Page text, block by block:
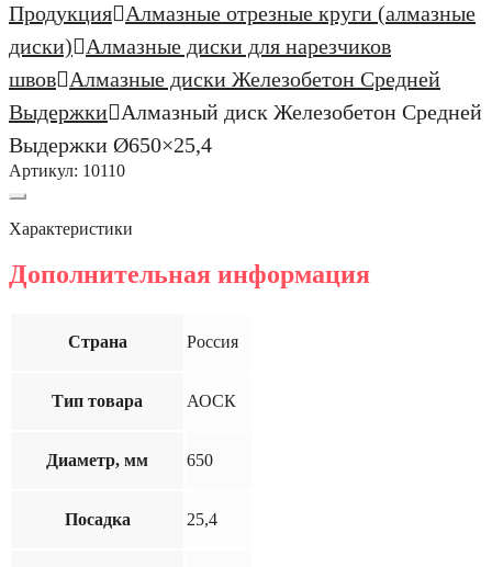
Продукция
Алмазные отрезные круги (алмазные
диски)
Алмазные диски для нарезчиков
швов
Алмазные диски Железобетон Средней
Выдержки
Алмазный диск Железобетон Средней
Выдержки Ø650×25,4
Артикул: 10110
Характеристики
Дополнительная информация
Страна Россия
Тип товара АОСК
Диаметр, мм 650
Посадка 25,4